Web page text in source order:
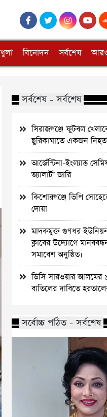
বিনোদন সর্বশেষ
সর্বশেষ - সর্বশেষ
সিরাজগঞ্জে ফুটবল
ছুরিকাঘাতে একজন নিহত
আর্জেন্টিনা-ইংল্যান্ড
অ্যালার্ট’ জারি
কিশোরগঞ্জে ভিপি
দোয়া
মাদকমুক্ত গুণধর
ক্লাবের উদ্যোগে
সমাবেশ অনুষ্ঠিত।
ডিসি সারওয়ার আলমের
বাতিলের দাবিতে
সর্বোচ্চ পঠিত - সর্বশেষ